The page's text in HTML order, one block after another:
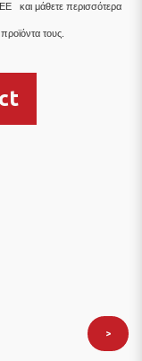
και μάθετε περισσότερα
τους.
>